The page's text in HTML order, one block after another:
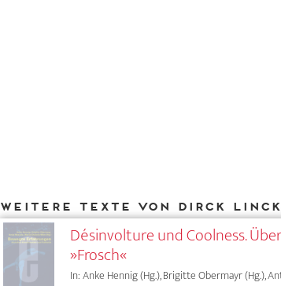
Weitere Texte von Dirck Linck
Désinvolture und Coolness.
»Frosch«
In: Anke Hennig (Hg.), Brigitte Obermayr (Hg.),